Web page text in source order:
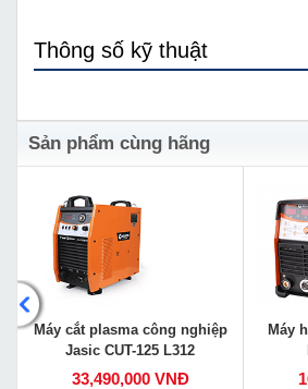
Thông số kỹ thuật
Sản phẩm cùng hãng
Máy cắt plasma công nghiệp
Jasic CUT-125 L312
33,490,000 VNĐ
Máy